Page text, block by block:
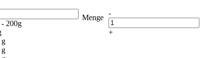
-
+
Menge
- 200g
g
g